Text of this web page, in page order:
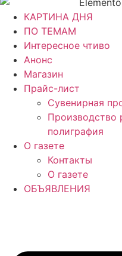
КАРТИНА ДНЯ
ПО ТЕМАМ
Интересное чтиво
Анонс
Магазин
Прайс-лист
Сувенирная
Производство
полиграфия
О газете
Контакты
О газете
ОБЪЯВЛЕНИЯ